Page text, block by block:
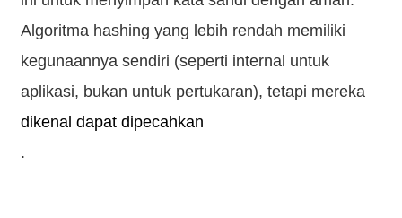
Algoritma hashing yang lebih rendah memiliki
kegunaannya sendiri (seperti internal untuk
aplikasi, bukan untuk pertukaran), tetapi mereka
dikenal dapat dipecahkan
.